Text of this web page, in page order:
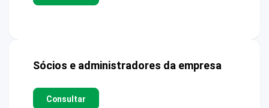
Sócios e administradores da empresa
Consultar